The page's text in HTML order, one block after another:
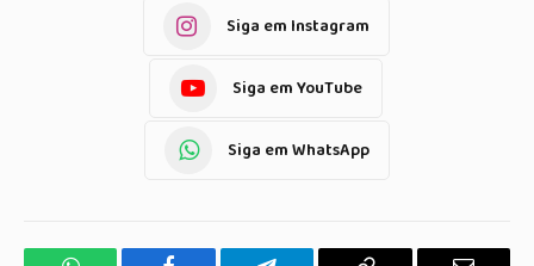
Siga em Instagram
Siga em YouTube
Siga em WhatsApp